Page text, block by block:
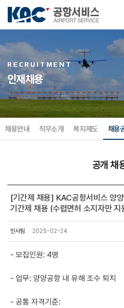
RECRUITMENT
인재채용
채용안내 직무소개 복지제도 채용
공개 채용기간제
공개 채
[기간제 채용] KAC공항서비스 양
기간제 채용 (수렵면허 소지자만 지
인사팀 2025-02-24
- 모집인원: 4명
- 업무: 양양공항 내 유해 조수 퇴치
- 공통 자격기준: